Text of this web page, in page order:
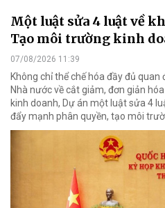
Một luật sửa 4 luật về
Tạo môi trường kinh
07/08/2026 11:39
Không chỉ thể chế hóa đầy đủ
Nhà nước về cắt giảm, đơn giản
kinh doanh, Dự án một luật sửa 4
đẩy mạnh phân quyền, tạo môi